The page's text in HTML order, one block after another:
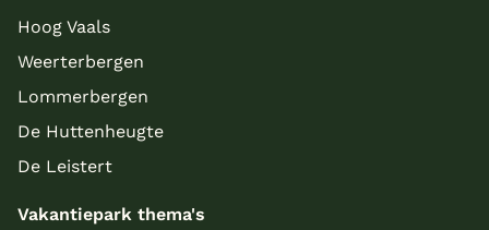
Hoog Vaals
Weerterbergen
Lommerbergen
De Huttenheugte
De Leistert
Vakantiepark thema's